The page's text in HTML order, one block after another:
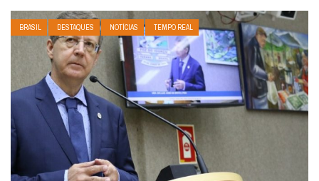
BRASIL DESTAQUES NOTÍCIAS TEMPO REAL